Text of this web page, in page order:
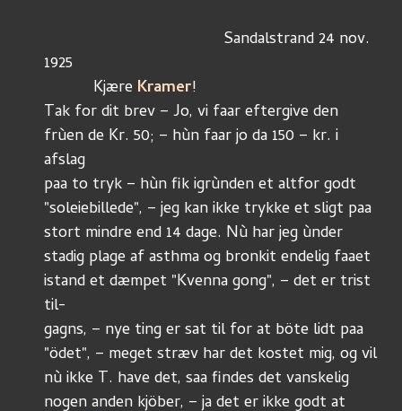
1925
	   Kjære
Kramer!
Tak for dit brev – Jo, vi faar eftergive den
frùen de Kr. 50; – hùn faar jo da 150 – kr. i
afslag
paa to tryk – hùn fik igrùnden et altfor godt
"soleiebillede", – jeg kan ikke trykke et sligt paa
stort mindre end 14 dage. Nù har jeg ùnder
stadig plage af asthma og bronkit endelig faaet
istand et dæmpet "Kvenna gong", – det er trist
til-
gagns, – nye ting er sat til for at böte lidt paa
"ödet", – meget stræv har det kostet mig, og vil
nù ikke T. have det, saa findes det vanskelig
nogen anden kjöber, – ja det er ikke godt at